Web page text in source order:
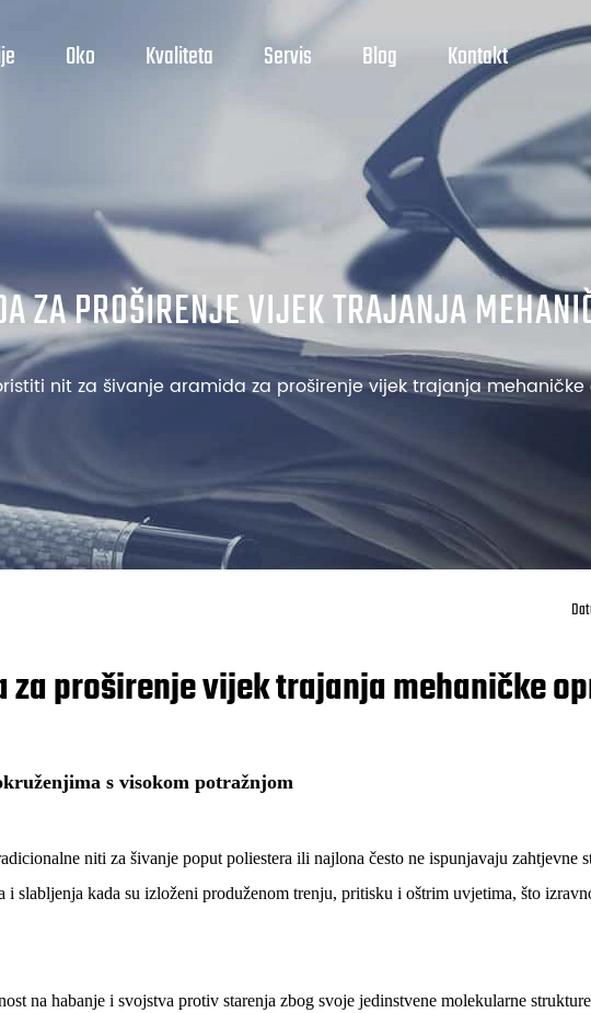
Oko Kvaliteta Servis Blog Kontakt
ZA PROŠIRENJE VIJEK TRAJANJA
nit za šivanje aramida za proširenje vijek trajanja
proširenje vijek trajanja mehaničke
s visokom potražnjom
niti za šivanje poput poliestera ili najlona često ne ispunjavaju zahtjevne
slabljenja kada su izloženi produženom trenju, pritisku i oštrim uvjetima, što
na habanje i svojstva protiv starenja zbog svoje jedinstvene molekularne